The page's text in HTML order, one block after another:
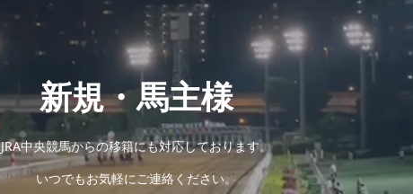
新規・馬主様
JRA中央競馬からの移籍にも対応しております。
いつでもお気軽にご連絡ください。